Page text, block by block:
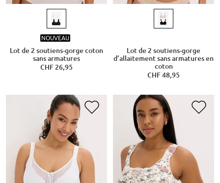
NOUVEAU
Lot de 2 soutiens-gorge coton
sans armatures
CHF 26,95
Lot de 2 soutiens-gorge
d’allaitement sans armatures en
coton
CHF 48,95